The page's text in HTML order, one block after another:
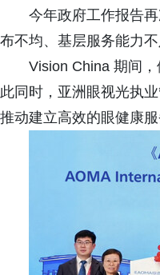
今年政府工作报告
布不均、基层服务能力
Vision China 期间
此同时，亚洲眼视光执
推动建立高效的眼健康服